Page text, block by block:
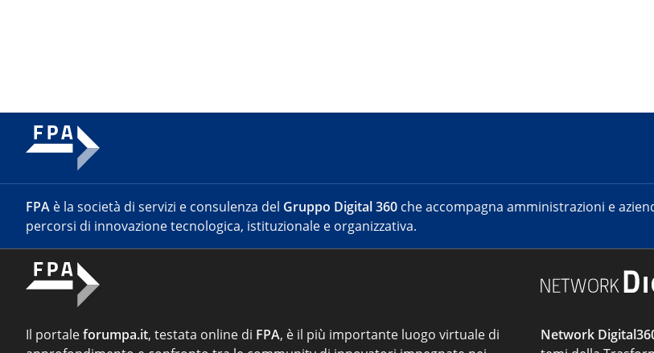
FPA è la società di servizi e consulenza del Gruppo Digital 360 che accompagna amministrazioni e
percorsi di innovazione tecnologica, istituzionale e organizzativa.
Il portaleforumpa.it, testata online di FPA, è il più importante luogo virtuale di
Network